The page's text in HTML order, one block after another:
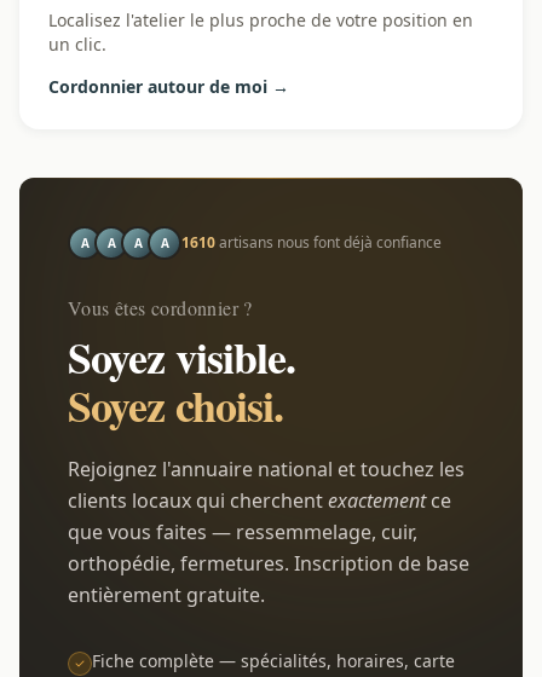
Localisez l'atelier le plus proche de votre position en
un clic.
Cordonnier autour de moi →
A A A A 1610artisans nous font déjà confiance
Vous êtes cordonnier ?
Soyez visible.
Soyez choisi.
Rejoignez l'annuaire national et touchez les
clients locaux qui cherchentexactementce
que vous faites — ressemmelage, cuir,
orthopédie, fermetures. Inscription de base
entièrement gratuite.
Fiche complète — spécialités, horaires, carte